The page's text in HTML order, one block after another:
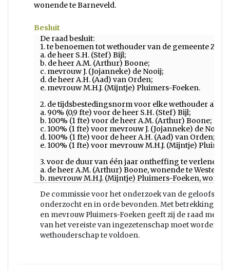
wonende te Barneveld.
Besluit
De raad besluit:
1. te benoemen tot wethouder van de gemeente
a. de heer S.H. (Stef) Bijl;
b. de heer A.M. (Arthur) Boone;
c. mevrouw J. (Jojanneke) de Nooij;
d. de heer A.H. (Aad) van Orden;
e. mevrouw M.H.J. (Mijntje) Pluimers-Foeken.
2. de tijdsbestedingsnorm voor elke wethouder als
a. 90% (0,9 fte) voor de heer S.H. (Stef) Bijl;
b. 100% (1 fte) voor de heer A.M. (Arthur) Boone;
c. 100% (1 fte) voor mevrouw J. (Jojanneke) de Nooij;
d. 100% (1 fte) voor de heer A.H. (Aad) van Orden;
e. 100% (1 fte) voor mevrouw M.H.J. (Mijntje)
3. voor de duur van één jaar ontheffing te verlenen
a. de heer A.M. (Arthur) Boone, wonende te
b. mevrouw M.H.J. (Mijntje) Pluimers-Foeken,
De commissie voor het onderzoek van de
onderzocht en in orde bevonden. Met betrekking tot
en mevrouw Pluimers-Foeken geeft zij de raad mee
van het vereiste van ingezetenschap moet worden
wethouderschap te voldoen.